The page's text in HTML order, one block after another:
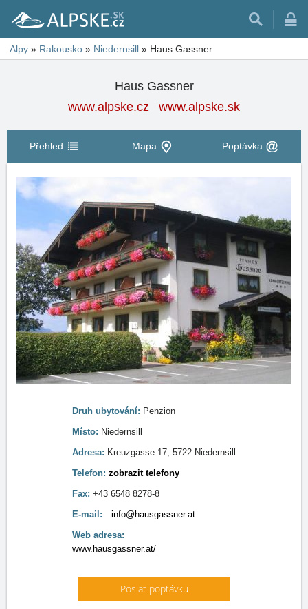
Alpy » Rakousko » Niedernsill » Haus Gassner
Haus Gassner
www.alpske.cz
www.alpske.sk
Přehled Mapa Poptávka
Druh ubytování: Penzion
Místo: Niedernsill
Adresa: Kreuzgasse 17, 5722 Niedernsill
Telefon: zobrazit telefony
Fax: +43 6548 8278-8
E-mail:
info@hausgassner.at
Web adresa:
www.hausgassner.at/
Poslat poptávku